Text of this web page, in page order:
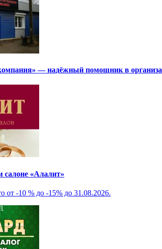
— надёжный помощник в
«Алалит»
от -10 % до -15% до 31.08.2026.